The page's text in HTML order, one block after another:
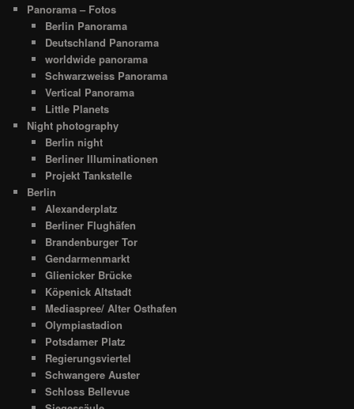
Panorama – Fotos
Berlin Panorama
Deutschland Panorama
worldwide panorama
Schwarzweiss Panorama
Vertical Panorama
Little Planets
Night photography
Berlin night
Berliner Illuminationen
Projekt Tankstelle
Berlin
Alexanderplatz
Berliner Flughäfen
Brandenburger Tor
Gendarmenmarkt
Glienicker Brücke
Köpenick Altstadt
Mediaspree/ Alter Osthafen
Olympiastadion
Potsdamer Platz
Regierungsviertel
Schwangere Auster
Schloss Bellevue